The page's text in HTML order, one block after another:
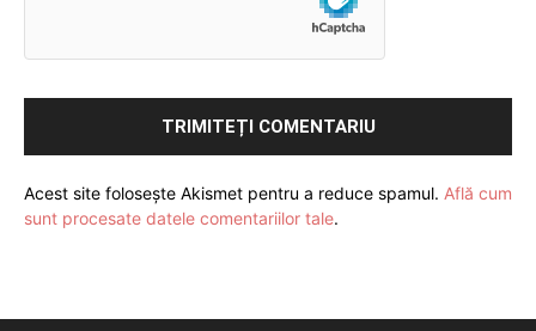
Acest site folosește Akismet pentru a reduce spamul. Află cum
sunt procesate datele comentariilor tale.